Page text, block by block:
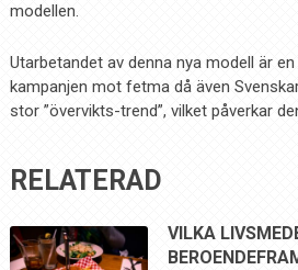
modellen.
Utarbetandet av denna nya modell är
kampanjen mot fetma då även
stor ”övervikts-trend”, vilket påverkar
RELATERAD
VILKA